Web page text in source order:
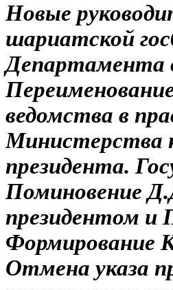
Новые
шариатской
Департамента
ведомства в
Министерства
президента.
Поминовение
президентом и
Формирование
Отмена указа